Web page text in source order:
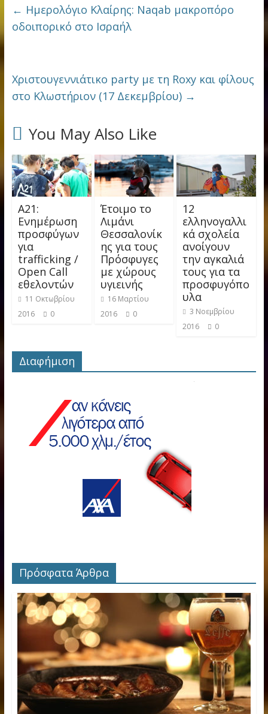
← Ημερολόγιο Κλαίρης: Naqab μακροπόρο
οδοιπορικό στο Ισραήλ
Χριστουγεννιάτικο party με τη Roxy και φίλους
στο Κλωστήριον (17 Δεκεμβρίου) →
You May Also Like
A21:
Eνημέρωση
προσφύγων
για
trafficking /
Open Call
εθελοντών
11 Οκτωβρίου
2016
0
Έτοιμο το
Λιμάνι
Θεσσαλονίκ
ης για τους
Πρόσφυγες
με χώρους
υγιεινής
16 Μαρτίου
2016
0
12
ελληνογαλλι
κά σχολεία
ανοίγουν
την αγκαλιά
τους για τα
προσφυγόπο
υλα
3 Νοεμβρίου
2016
0
Διαφήμιση
Πρόσφατα Άρθρα